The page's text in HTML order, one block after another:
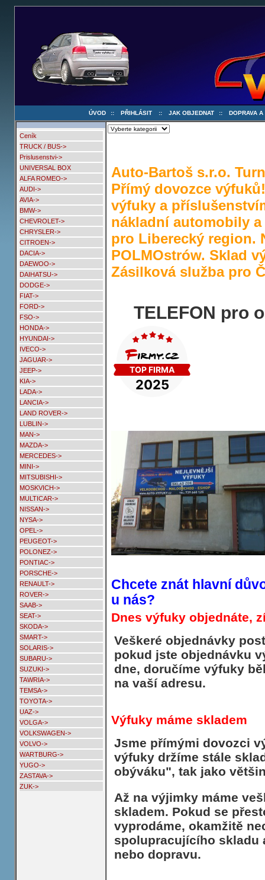
ÚVOD :: PŘIHLÁSIT :: JAK OBJEDNAT :: DOPRAVA A
Ceník
TRUCK / BUS->
Prislusenstvi->
UNIVERSAL BOX
ALFA ROMEO->
AUDI->
AVIA->
BMW->
CHEVROLET->
CHRYSLER->
CITROEN->
DACIA->
DAEWOO->
DAIHATSU->
DODGE->
FIAT->
FORD->
FSO->
HONDA->
HYUNDAI->
IVECO->
JAGUAR->
JEEP->
KIA->
LADA->
LANCIA->
LAND ROVER->
LUBLIN->
MAN->
MAZDA->
MERCEDES->
MINI->
MITSUBISHI->
MOSKVICH->
MULTICAR->
NISSAN->
NYSA->
OPEL->
PEUGEOT->
POLONEZ->
PONTIAC->
PORSCHE->
RENAULT->
ROVER->
SAAB->
SEAT->
SKODA->
SMART->
SOLARIS->
SUBARU->
SUZUKI->
TAWRIA->
TEMSA->
TOYOTA->
UAZ->
VOLGA->
VOLKSWAGEN->
VOLVO->
WARTBURG->
YUGO->
ZASTAVA->
ZUK->
Auto-Bartoš s.r.o.
Přímý dovozce
výfuky a
nákladní automobily
pro Liberecký region.
POLMOstrów. Sklad
Zásilková služba pro
TELEFON pro
Chcete znát hlavní
u nás?
Dnes výfuky objednáte,
Veškeré objednávky
pokud jste objednávku
dne, doručíme výfuky
na vaší adresu.
Výfuky máme skladem
Jsme přímými dovozci
výfuky držíme stále
obýváku", tak jako
Až na výjimky máme
skladem. Pokud se
vyprodáme, okamžitě
spolupracujícího skladu
nebo dopravu.